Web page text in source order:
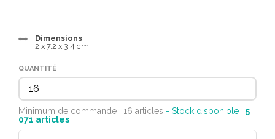
Dimensions
2 x 7.2 x 3.4 cm
QUANTITÉ
Minimum de commande : 16 articles - Stock disponible : 5
071 articles